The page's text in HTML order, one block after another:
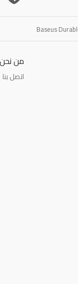
Baseus
من نحن
اتصل بنا